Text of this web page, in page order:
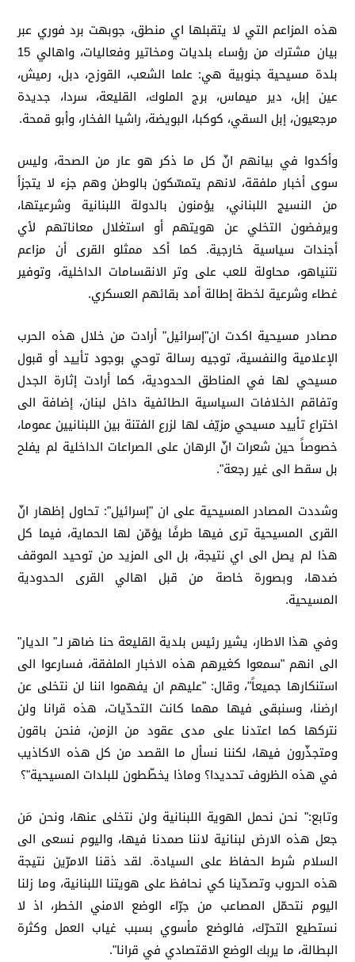
هذه المزاعم التي لا يتقبلها اي منطق، جوبهت برد فوري عبر
بيان مشترك من رؤساء بلديات ومخاتير وفعاليات، واهالي 15
بلدة مسيحية جنوبية هي: علما الشعب، القوزح، دبل، رميش،
عين إبل، دير ميماس، برج الملوك، القليعة، سردا، جديدة
مرجعيون، إبل السقي، كوكبا، البويضة، راشيا الفخار، وأبو قمحة.
وأكدوا في بيانهم انّ كل ما ذكر هو عار من الصحة، وليس
سوى أخبار ملفقة، لانهم يتمسّكون بالوطن وهم جزء لا يتجزأ
من النسيج اللبناني، يؤمنون بالدولة اللبنانية وشرعيتها،
ويرفضون التخلي عن هويتهم أو استغلال معاناتهم لأي
أجندات سياسية خارجية. كما أكد ممثلو القرى أن مزاعم
نتنياهو، محاولة للعب على وتر الانقسامات الداخلية، وتوفير
غطاء وشرعية لخطة إطالة أمد بقائهم العسكري.
مصادر مسيحية اكدت ان"إسرائيل" أرادت من خلال هذه الحرب
الإعلامية والنفسية، توجيه رسالة توحي بوجود تأييد أو قبول
مسيحي لها في المناطق الحدودية، كما أرادت إثارة الجدل
وتفاقم الخلافات السياسية الطائفية داخل لبنان، إضافة الى
اختراع تأييد مسيحي مزيّف لها لزرع الفتنة بين اللبنانيين عموما،
خصوصاً حين شعرات انّ الرهان على الصراعات الداخلية لم يفلح
بل سقط الى غير رجعة".
وشددت المصادر المسيحية على ان "إسرائيل": تحاول إظهار انّ
القرى المسيحية ترى فيها طرفًا يؤمّن لها الحماية، فيما كل
هذا لم يصل الى اي نتيجة، بل الى المزيد من توحيد الموقف
ضدها، وبصورة خاصة من قبل اهالي القرى الحدودية
المسيحية.
وفي هذا الاطار، يشير رئيس بلدية القليعة حنا ضاهر لـ" الديار"
الى انهم "سمعوا كغيرهم هذه الاخبار الملفقة، فسارعوا الى
استنكارها جميعاً"، وقال: "عليهم ان يفهموا اننا لن نتخلى عن
ارضنا، وسنبقى فيها مهما كانت التحدّيات، هذه قرانا ولن
نتركها كما اعتدنا على مدى عقود من الزمن، فنحن باقون
ومتجذّرون فيها، لكننا نسأل ما القصد من كل هذه الاكاذيب
في هذه الظروف تحديدا؟ وماذا يخطّطون للبلدات المسيحية"؟
وتابع:" نحن نحمل الهوية اللبنانية ولن نتخلى عنها، ونحن مَن
جعل هذه الارض لبنانية لاننا صمدنا فيها، واليوم نسعى الى
السلام شرط الحفاظ على السيادة. لقد ذقنا الامرّين نتيجة
هذه الحروب وتصدّينا كي نحافظ على هويتنا اللبنانية، وما زلنا
اليوم نتحمّل المصاعب من جرّاء الوضع الامني الخطر، اذ لا
نستطيع التحرّك، فالوضع مأسوي بسبب غياب العمل وكثرة
البطالة، ما يربك الوضع الاقتصادي في قرانا".